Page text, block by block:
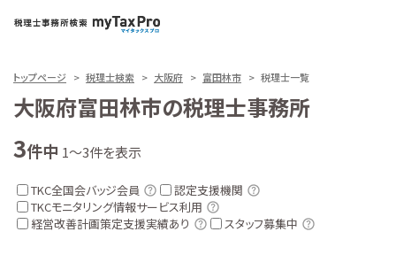
トップページ 税理士検索 大阪府 富田林市 税理士一覧
大阪府富田林市の税理士事務所
3件中 1～3件を表示
TKC全国会バッジ会員
認定支援機関
TKCモニタリング情報サービス利用
経営改善計画策定支援実績あり
スタッフ募集中